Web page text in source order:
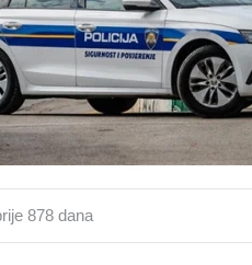
878 dana